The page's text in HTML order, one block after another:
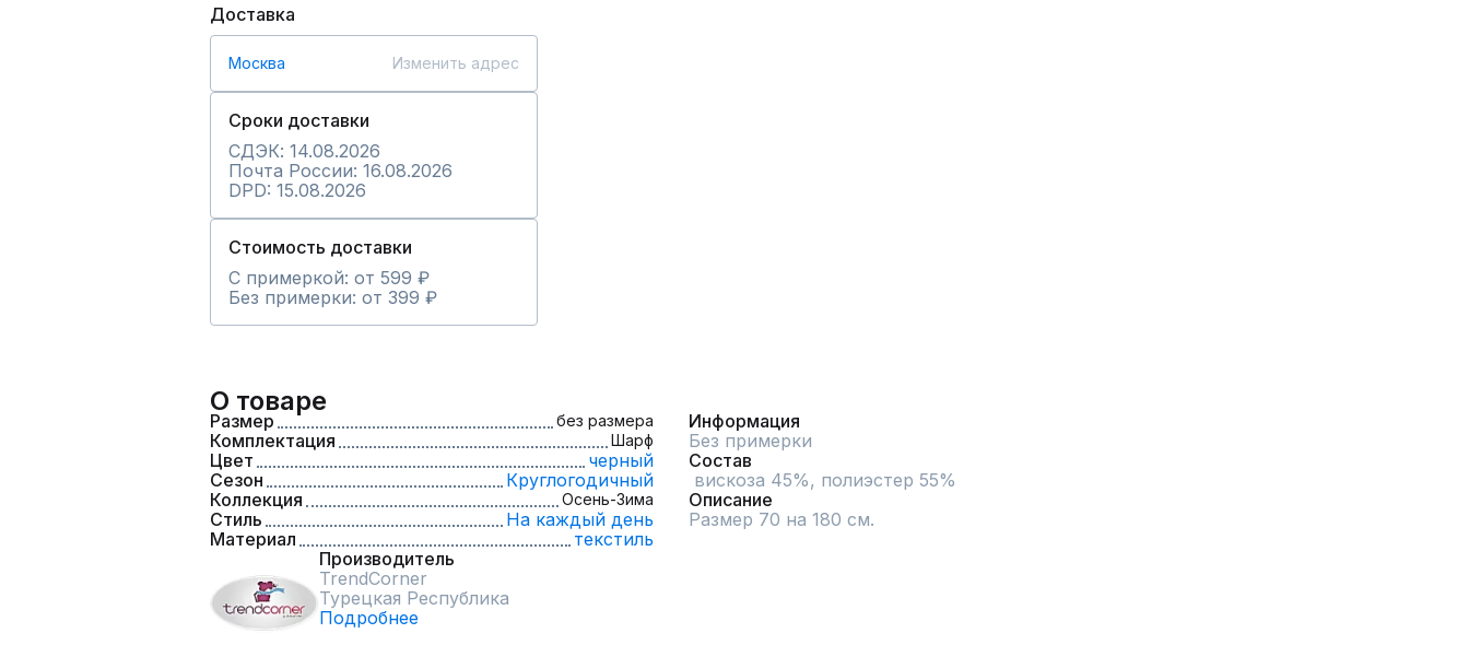
Доставка
Москва Изменить адрес
Сроки доставки
СДЭК: 14.08.2026
Почта России: 16.08.2026
DPD: 15.08.2026
Стоимость доставки
С примеркой: от 599 ₽
Без примерки: от 399 ₽
О товаре
Размер без размера
Комплектация Шарф
Цвет
черный
Сезон
Круглогодичный
Коллекция
Осень-Зима
Стиль
На каждый день
Материал
текстиль
Производитель
TrendCorner
Турецкая Республика
Подробнее
Информация
Без примерки
Состав
вискоза 45%, полиэстер 55%
Описание
Размер 70 на 180 см.